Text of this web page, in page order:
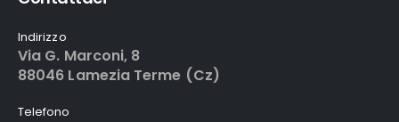
Indirizzo
Via G. Marconi, 8
88046 Lamezia Terme (Cz)
Telefono